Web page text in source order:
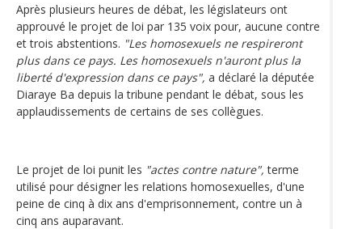
Après plusieurs heures de débat, les législateurs ont
approuvé le projet de loi par 135 voix pour, aucune contre
et trois abstentions. "Les homosexuels ne respireront
plus dans ce pays. Les homosexuels n'auront plus la
liberté d'expression dans ce pays", a déclaré la députée
Diaraye Ba depuis la tribune pendant le débat, sous les
applaudissements de certains de ses collègues.
Le projet de loi punit les "actes contre nature", terme
utilisé pour désigner les relations homosexuelles, d'une
peine de cinq à dix ans d'emprisonnement, contre un à
cinq ans auparavant.